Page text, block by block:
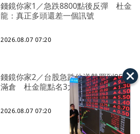
錢鏡你家1／急跌8800點後反彈 杜金
龍：真正多頭還差一個訊號
2026.08.07 07:20
錢鏡你家2／台股急跌他逆勢買到95％
滿倉 杜金龍點名3大主角
2026.08.07 07:20